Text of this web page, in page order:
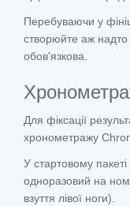
Перебуваючи у
створюйте аж
обов'язкова.
Для фіксації
хронометражу
У стартовому
одноразовий на
взуття лівої ноги).